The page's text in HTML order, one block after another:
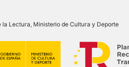
Lectura, Ministerio de Cultura y Deporte